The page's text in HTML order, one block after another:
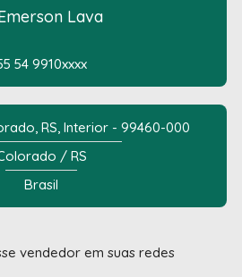
Lava
54 9910xxxx
RS, Interior - 99460-000
/ RS
Brasil
vendedor em suas redes